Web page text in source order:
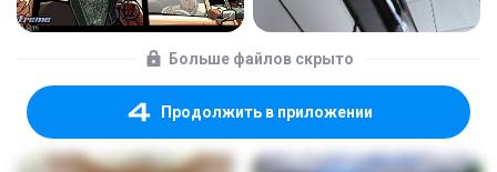
Больше файлов скрыто
Продолжить в приложении